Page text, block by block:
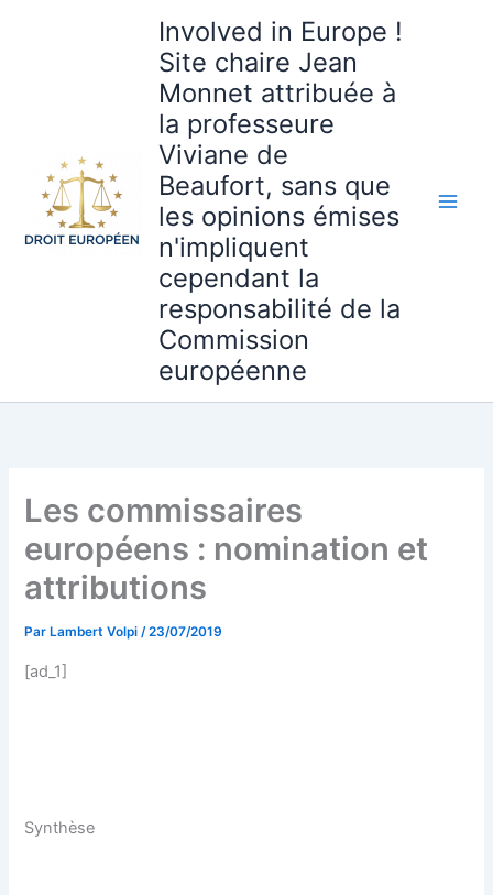
Involved in Europe !
Site chaire Jean
Monnet attribuée à
la professeure
Viviane de
Beaufort, sans que
les opinions émises
n'impliquent
cependant la
responsabilité de la
Commission
européenne
Les commissaires
européens : nomination et
attributions
Par Lambert Volpi/23/07/2019
[ad_1]
Synthèse